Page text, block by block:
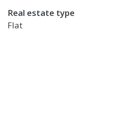
Real estate type
Flat